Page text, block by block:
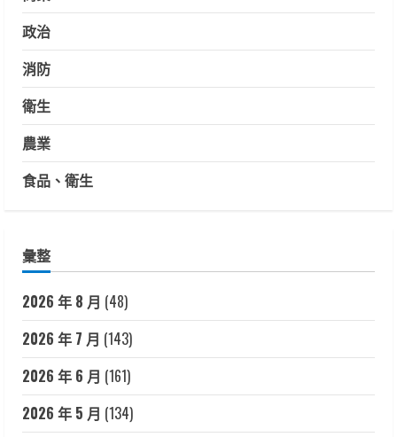
政治
消防
衛生
農業
食品、衛生
彙整
2026 年 8 月 (48)
2026 年 7 月 (143)
2026 年 6 月 (161)
2026 年 5 月 (134)